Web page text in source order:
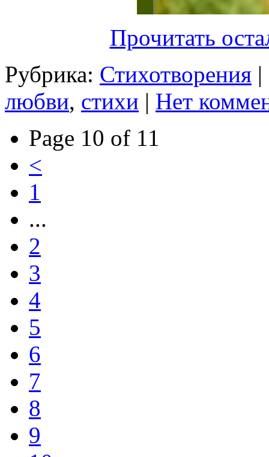
Прочитать
Рубрика: Стихотворения
любви, стихи | Нет
Page 10 of 11
<
1
...
2
3
4
5
6
7
8
9